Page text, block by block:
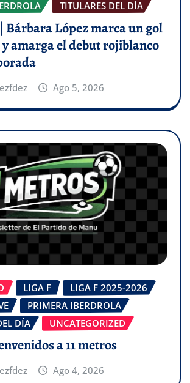
TITULARES DEL DÍA
Bárbara López marca un gol
amarga el debut rojiblanco
Ago 5, 2026
LIGA F
LIGA F 2025-2026
PRIMERA IBERDROLA
DÍA
UNCATEGORIZED
a 11 metros
Ago 4, 2026